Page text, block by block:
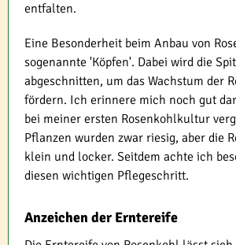
entfalten.
Eine Besonderheit beim Anbau von
sogenannte 'Köpfen'. Dabei wird die
abgeschnitten, um das Wachstum der
fördern. Ich erinnere mich noch gut
bei meiner ersten Rosenkohlkultur
Pflanzen wurden zwar riesig, aber die
klein und locker. Seitdem achte ich
diesen wichtigen Pflegeschritt.
Anzeichen der Erntereife